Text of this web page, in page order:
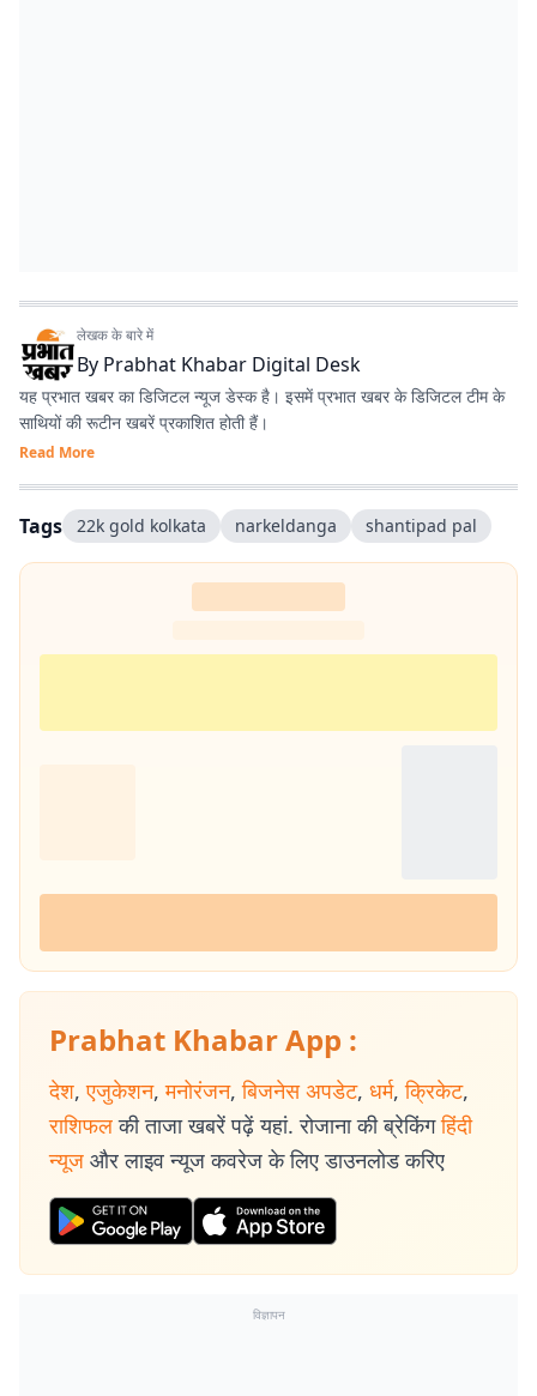
लेखक के बारे में
By Prabhat Khabar Digital Desk
यह प्रभात खबर का डिजिटल न्यूज डेस्क है। इसमें प्रभात खबर के डिजिटल टीम के
साथियों की रूटीन खबरें प्रकाशित होती हैं।
Read More
Tags 22k gold kolkata narkeldanga shantipad pal
Prabhat Khabar App :
देश, एजुकेशन, मनोरंजन, बिजनेस अपडेट, धर्म, क्रिकेट,
राशिफल की ताजा खबरें पढ़ें यहां. रोजाना की ब्रेकिंग हिंदी
न्यूज और लाइव न्यूज कवरेज के लिए डाउनलोड करिए
विज्ञापन